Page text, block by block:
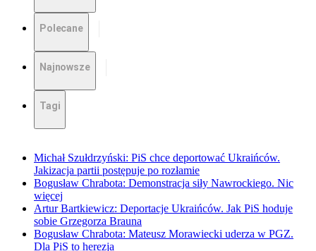
Polecane
Najnowsze
Tagi
Michał Szułdrzyński: PiS chce deportować Ukraińców.
Jakizacja partii postępuje po rozłamie
Bogusław Chrabota: Demonstracja siły Nawrockiego. Nic
więcej
Artur Bartkiewicz: Deportacje Ukraińców. Jak PiS hoduje
sobie Grzegorza Brauna
Bogusław Chrabota: Mateusz Morawiecki uderza w PGZ.
Dla PiS to herezja